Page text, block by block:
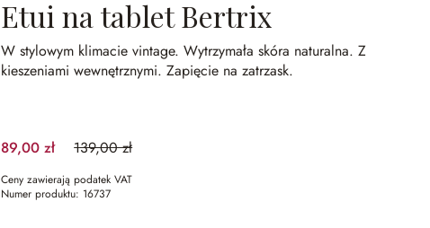
Etui na tablet Bertrix
W stylowym klimacie vintage.Wytrzymała skóra naturalna.Z
kieszeniami wewnętrznymi.Zapięcie na zatrzask.
89,00 zł 139,00 zł
(35.97%spared)
Ceny zawierają podatek VAT
Numer produktu: 16737